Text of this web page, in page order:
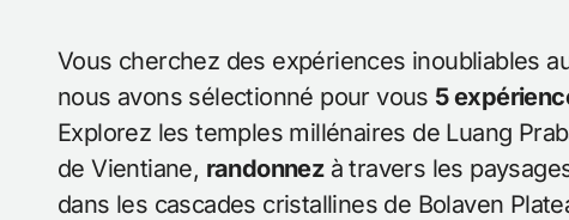
Vous cherchez des expériences inoubliables au Laos sans vous ruiner ? Ne cherchez plus,
nous avons sélectionné pour vous 5
Explorez les temples millénaires de Luang
de Vientiane, randonnezà travers les
dans les cascades cristallines de Bolaven